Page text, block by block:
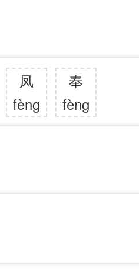
凤
fèng
奉
fèng